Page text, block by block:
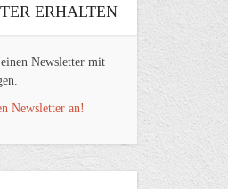
ERHALTEN
Newsletter mit
Newsletter an!